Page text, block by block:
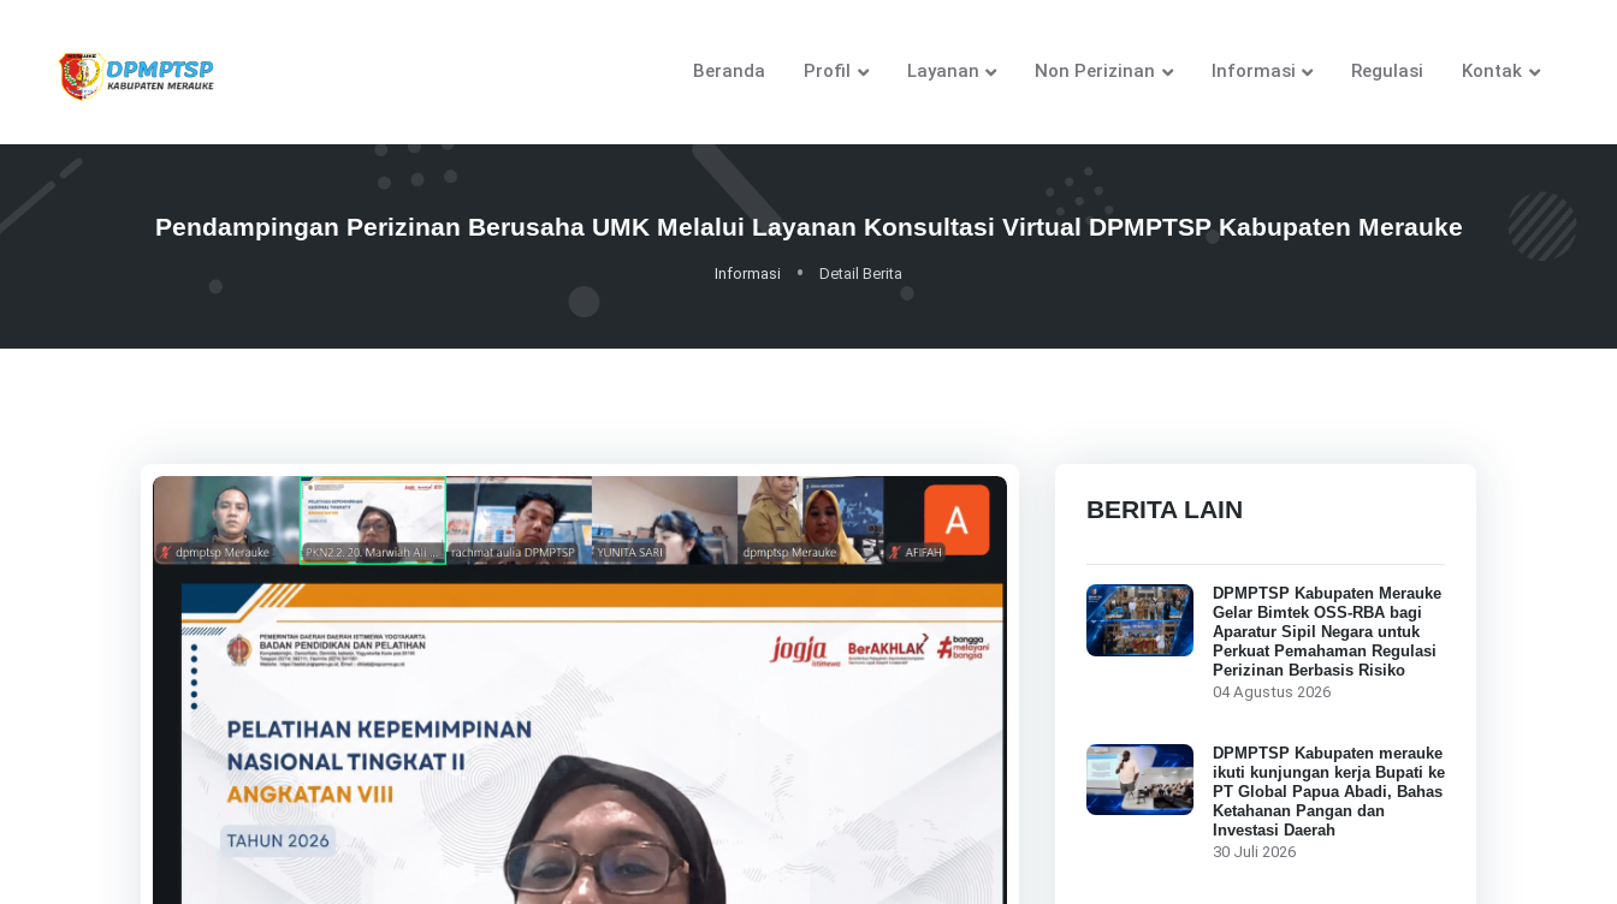
Beranda Profil Layanan Non Perizinan Informasi Regulasi Kontak
Pendampingan Perizinan Berusaha UMK Melalui Layanan Konsultasi Virtual DPMPTSP Kabupaten Merauke
Informasi Detail Berita
BERITA LAIN
DPMPTSP Kabupaten Merauke
Gelar Bimtek OSS-RBA bagi
Aparatur Sipil Negara untuk
Perkuat Pemahaman Regulasi
Perizinan Berbasis Risiko
04 Agustus 2026
DPMPTSP Kabupaten merauke
ikuti kunjungan kerja Bupati ke
PT Global Papua Abadi, Bahas
Ketahanan Pangan dan
Investasi Daerah
30 Juli 2026